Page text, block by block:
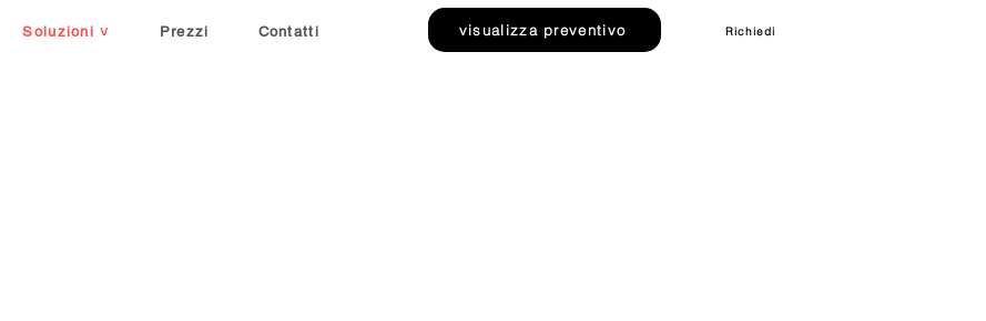
Soluzioni ˅ Prezzi Contatti visualizza preventivo Richiedi